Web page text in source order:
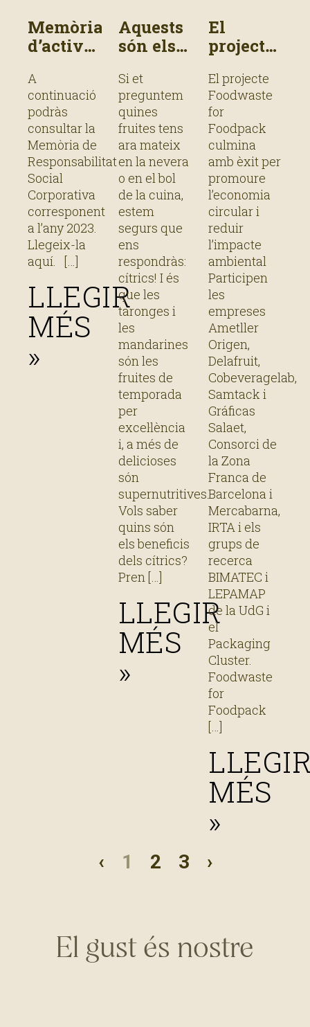
Memòria
d’activitat
A
continuació
podràs
consultar la
Memòria de
Responsabilitat
Social
Corporativa
corresponent
a l’any 2023.
Llegeix-la
aquí.
LLEGIR
MÉS
»
Aquests
són els
de
menjar
cítrics
Si et
preguntem
quines
fruites tens
ara mateix
en la nevera
o en el bol
de la cuina,
estem
segurs que
ens
respondràs:
cítrics! I és
que les
taronges i
les
mandarines
són les
fruites de
temporada
per
excel·lència
i, a més de
delicioses
són
supernutritives.
Vols saber
quins són
els beneficis
dels cítrics?
Pren
LLEGIR
MÉS
»
El
projecte
for
Foodpack
culmina
amb èxit
per
promoure
l’economia
circular
i reduir
l’impacte
ambiental
El projecte
Foodwaste
for
Foodpack
culmina
amb èxit per
promoure
l’economia
circular i
reduir
l’impacte
ambiental
Participen
les
empreses
Ametller
Origen,
Delafruit,
Cobeveragelab,
Samtack i
Gráficas
Salaet,
Consorci de
la Zona
Franca de
Barcelona i
Mercabarna,
IRTA i els
grups de
recerca
BIMATEC i
LEPAMAP
de la UdG i
el
Packaging
Cluster.
Foodwaste
for
Foodpack
MÉS
»
‹ 1 2 3 ›
El gust és nostre